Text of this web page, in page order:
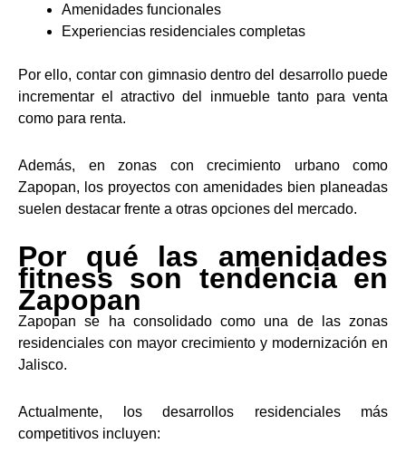
Amenidades funcionales
Experiencias residenciales completas
Por ello, contar con gimnasio dentro del desarrollo puede
incrementar el atractivo del inmueble tanto para venta
como para renta.
Además, en zonas con crecimiento urbano como
Zapopan, los proyectos con amenidades bien planeadas
suelen destacar frente a otras opciones del mercado.
Por qué las amenidades
fitness son tendencia en
Zapopan
Zapopan se ha consolidado como una de las zonas
residenciales con mayor crecimiento y modernización en
Jalisco.
Actualmente, los desarrollos residenciales más
competitivos incluyen: